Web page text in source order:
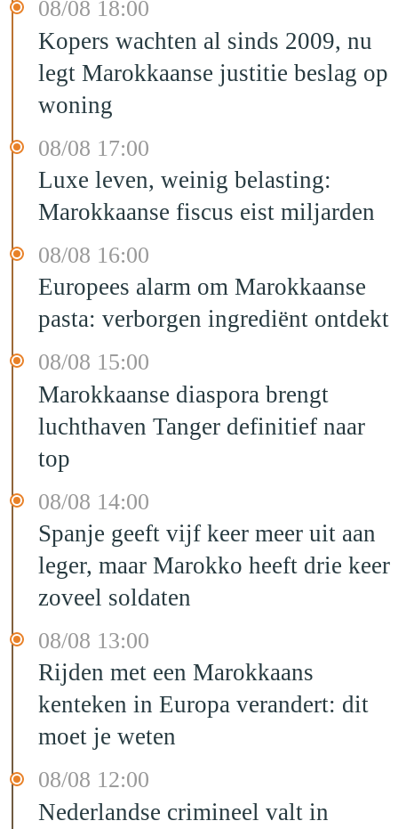
08/08 18:00
Kopers wachten al sinds 2009, nu
legt Marokkaanse justitie beslag op
woning
08/08 17:00
Luxe leven, weinig belasting:
Marokkaanse fiscus eist miljarden
08/08 16:00
Europees alarm om Marokkaanse
pasta: verborgen ingrediënt ontdekt
08/08 15:00
Marokkaanse diaspora brengt
luchthaven Tanger definitief naar
top
08/08 14:00
Spanje geeft vijf keer meer uit aan
leger, maar Marokko heeft drie keer
zoveel soldaten
08/08 13:00
Rijden met een Marokkaans
kenteken in Europa verandert: dit
moet je weten
08/08 12:00
Nederlandse crimineel valt in